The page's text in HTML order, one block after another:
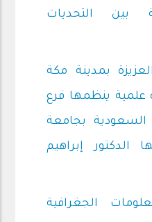
بين التحديات
بمدينة مكة
علمية ينظمها فرع
السعودية بجامعة
الدكتور إبراهيم
الجغرافية